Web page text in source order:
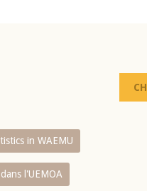
in WAEMU
l'UEMOA